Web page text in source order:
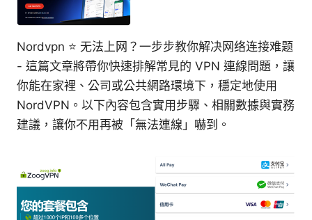
Nordvpn ⭐ 无法上网？一步步教你解决网络连接难题
- 這篇文章將帶你快速排解常見的 VPN 連線問題，讓
你能在家裡、公司或公共網路環境下，穩定地使用
NordVPN。以下內容包含實用步驟、相關數據與實務
建議，讓你不用再被「無法連線」嚇到。